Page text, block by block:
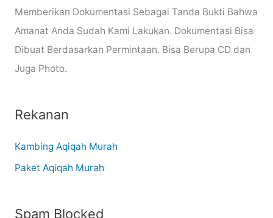
Memberikan Dokumentasi Sebagai Tanda Bukti Bahwa
Amanat Anda Sudah Kami Lakukan. Dokumentasi Bisa
Dibuat Berdasarkan Permintaan. Bisa Berupa CD dan
Juga Photo.
Rekanan
Kambing Aqiqah Murah
Paket Aqiqah Murah
Spam Blocked